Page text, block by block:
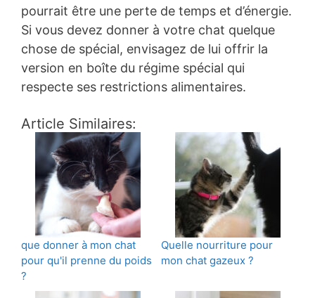
pourrait être une perte de temps et d’énergie.
Si vous devez donner à votre chat quelque
chose de spécial, envisagez de lui offrir la
version en boîte du régime spécial qui
respecte ses restrictions alimentaires.
Article Similaires:
que donner à mon chat
pour qu'il prenne du poids
?
Quelle nourriture pour
mon chat gazeux ?